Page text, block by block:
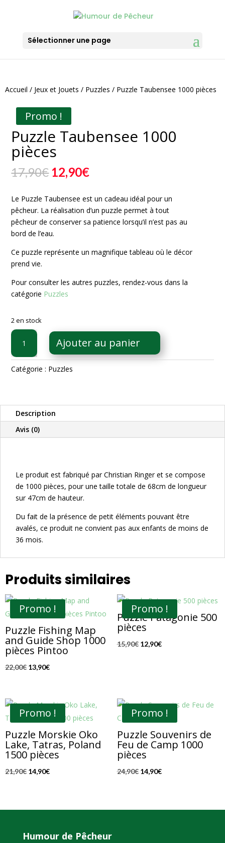
Sélectionner une page
Accueil / Jeux et Jouets / Puzzles / Puzzle Taubensee 1000 pièces
Promo !
Puzzle Taubensee 1000
pièces
17,90€ Le
prix
initial
était :
17,90€.
12,90€Le
actuel
est :
12,90€.
Le Puzzle Taubensee est un cadeau idéal pour un
pêcheur. La réalisation d’un puzzle permet à tout
pêcheur de conserver sa patience lorsqu’il n’est pas au
bord de l’eau.
Ce puzzle représente un magnifique tableau où le décor
prend vie.
Pour consulter les autres puzzles, rendez-vous dans la
catégorie Puzzles
2 en stock
quantité
Puzzle
Taubensee
Ajouter au panier
Catégorie : Puzzles
Description
Avis (0)
Le produit est fabriqué par Christian Ringer et se compose
de 1000 pièces, pour une taille totale de 68cm de longueur
sur 47cm de hauteur.
Du fait de la présence de petit éléments pouvant être
avalés, ce produit ne convient pas aux enfants de moins de
36 mois.
Produits similaires
Promo !
Puzzle Fishing Map
and Guide Shop 1000
pièces Pintoo
22,00€ Le
était :
22,00€.
13,90€Le
est :
13,90€.
Promo !
Puzzle Patagonie 500
pièces
15,90€ Le
12,90€Le
Promo !
Puzzle Morskie Oko
Lake, Tatras, Poland
1500 pièces
21,90€ Le
était :
14,90€Le
est :
Promo !
Puzzle Souvenirs de
Feu de Camp 1000
pièces
24,90€ Le
était :
14,90€Le
est :
Humour de Pêcheur